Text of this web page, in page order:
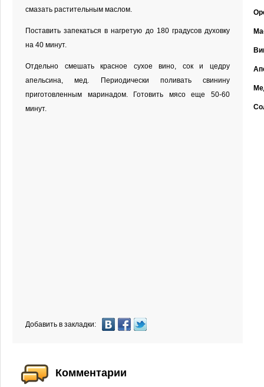
смазать растительным маслом.
Поставить запекаться в нагретую до 180 градусов духовку
на 40 минут.
Отдельно смешать красное сухое вино, сок и цедру
апельсина, мед. Периодически поливать свинину
приготовленным маринадом. Готовить мясо еще 50-60
минут.
Добавить в закладки:
Комментарии